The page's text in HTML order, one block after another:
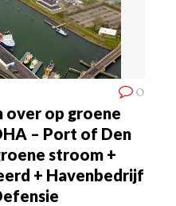
0
over op groene
– Port of Den
stroom +
+ Havenbedrijf